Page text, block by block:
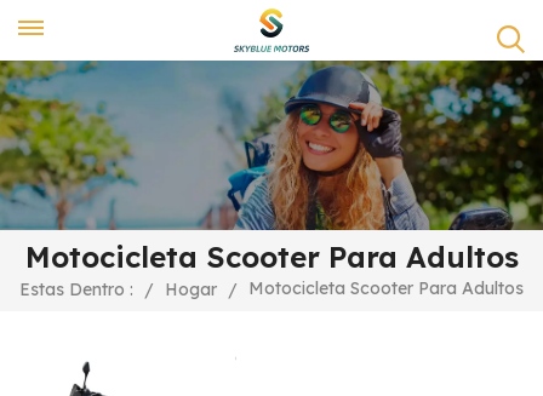
Motocicleta Scooter Para Adultos
Estas Dentro : / Hogar / Motocicleta Scooter Para Adultos